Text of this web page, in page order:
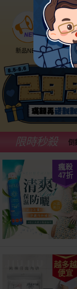
新品NEW
限時秒殺 倒
瘋殺
47折
越多越
便宜